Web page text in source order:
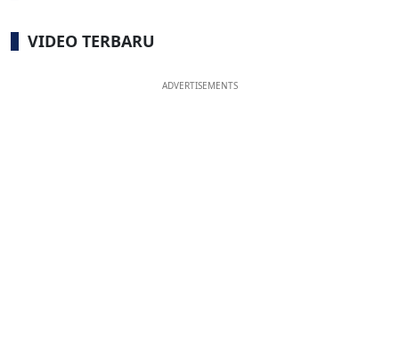
VIDEO TERBARU
ADVERTISEMENTS